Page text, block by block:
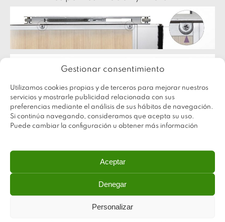
Gestionar consentimiento
Utilizamos cookies propias y de terceros para mejorar nuestros
servicios y mostrarle publicidad relacionada con sus
preferencias mediante el análisis de sus hábitos de navegación.
Si continúa navegando, consideramos que acepta su uso.
Puede cambiar la configuración u obtener más información
Aceptar
Denegar
Personalizar
NOVEDAD